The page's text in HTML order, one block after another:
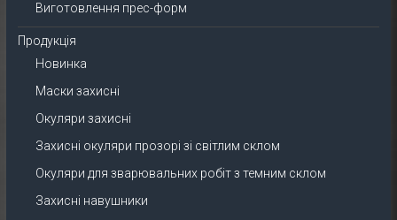
Виготовлення прес-форм
Продукція
Новинка
Маски захисні
Окуляри захисні
Захисні окуляри прозорі зі світлим склом
Окуляри для зварювальних робіт з темним склом
Захисні навушники